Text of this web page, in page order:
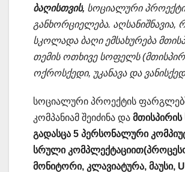
ბაღისთვის, სოციალური
განხორციელება. აღსანიშნავია,
სკოლადა ბაღი ემსახურება
თემის ოთხივე სოფელს
ოქროსქედი, უკანავა და
სოციალური პროექტის
კომპანიამ შეიძინა და
გადასცა 5 პერსონალური
სრული
მონიტორი, კლავიატურა, მაუსი,